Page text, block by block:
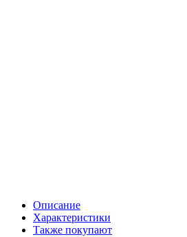
Описание
Характеристики
Также покупают